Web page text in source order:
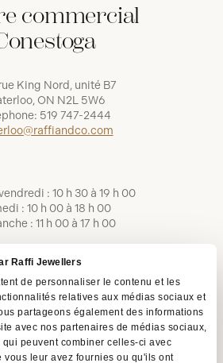
Raffi Jewellers
de personnaliser le contenu et les
relatives aux médias sociaux et
partageons également des informations
avec nos partenaires de médias sociaux,
peuvent combiner celles-ci avec
vous leur avez fournies ou qu'ils ont
commercial
King Nord, unité B7
ON N2L 5W6
519 747-2444
: 10 h 30 à 19 h 00
: 10 h 00 à 18 h 00
: 11 h 00 à 17 h 00